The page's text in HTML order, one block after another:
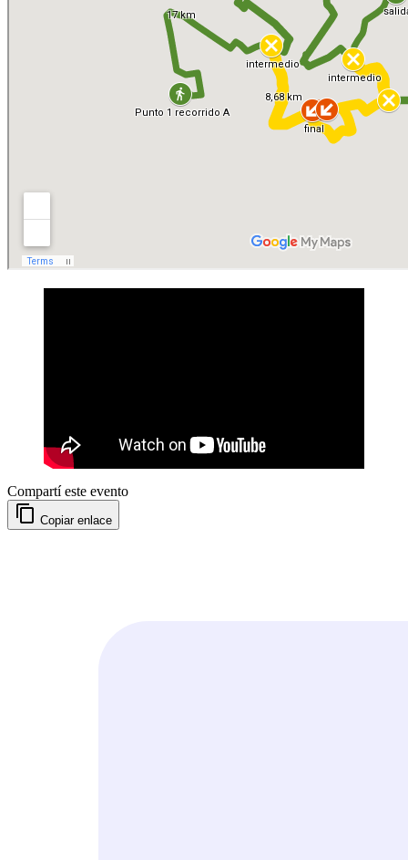
Compartí este evento
Copiar enlace